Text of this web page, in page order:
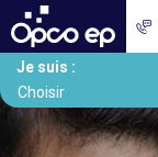
Gestion des cookies
Aller
contenu
principal
Je suis :
Contenu